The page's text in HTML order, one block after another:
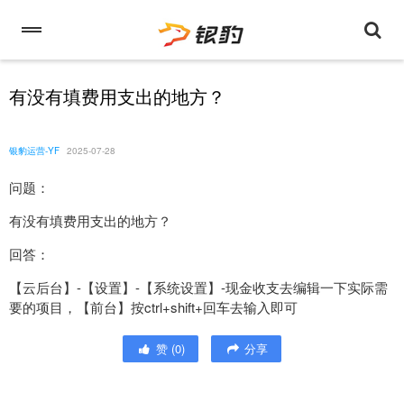
有没有填费用支出的地方？
银豹运营-YF 2025-07-28
问题：
有没有填费用支出的地方？
回答：
【云后台】-【设置】-【系统设置】-现金收支去编辑一下实际需
要的项目，【前台】按ctrl+shift+回车去输入即可
赞 (0) 分享